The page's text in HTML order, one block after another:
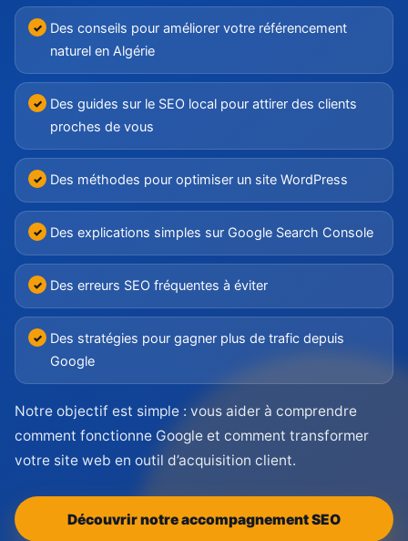
Des conseils pour améliorer votre référencement
naturel en Algérie
Des guides sur le SEO local pour attirer des clients
proches de vous
Des méthodes pour optimiser un site WordPress
Des explications simples sur Google Search Console
Des erreurs SEO fréquentes à éviter
Des stratégies pour gagner plus de trafic depuis
Google
Notre objectif est simple : vous aider à comprendre
comment fonctionne Google et comment transformer
votre site web en outil d’acquisition client.
Découvrir notre accompagnement SEO